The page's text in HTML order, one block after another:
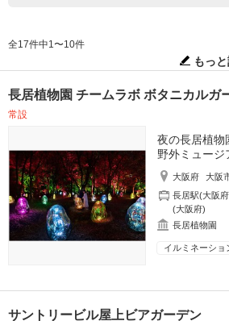
全17件中1〜10件
もっ
長居植物園 チームラボ ボタニカルガ
常設
夜の長居植物
野外ミュージ
大阪府
大阪
長居駅(大阪
(大阪府)
長居植物園
イルミネーショ
サントリービル屋上ビアガーデン